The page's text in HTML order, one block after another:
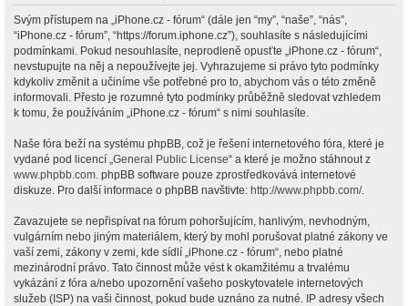
Svým přístupem na „iPhone.cz - fórum“ (dále jen “my”, “naše”, “nás”,
“iPhone.cz - fórum”, “https://forum.iphone.cz”), souhlasíte s následujícími
podmínkami. Pokud nesouhlasíte, neprodleně opusťte „iPhone.cz - fórum“,
nevstupujte na něj a nepoužívejte jej. Vyhrazujeme si právo tyto podmínky
kdykoliv změnit a učiníme vše potřebné pro to, abychom vás o této změně
informovali. Přesto je rozumné tyto podmínky průběžně sledovat vzhledem
k tomu, že používáním „iPhone.cz - fórum“ s nimi souhlasíte.
Naše fóra beží na systému phpBB, což je řešení internetového fóra, které je
vydané pod licencí „General Public License“ a které je možno stáhnout z
www.phpbb.com. phpBB software pouze zprostředkovává internetové
diskuze. Pro další informace o phpBB navštivte: http://www.phpbb.com/.
Zavazujete se nepřispívat na fórum pohoršujícím, hanlivým, nevhodným,
vulgárním nebo jiným materiálem, který by mohl porušovat platné zákony ve
vaší zemi, zákony v zemi, kde sídlí „iPhone.cz - fórum“, nebo platné
mezinárodní právo. Tato činnost může vést k okamžitému a trvalému
vykázání z fóra a/nebo upozornění vašeho poskytovatele internetových
služeb (ISP) na vaši činnost, pokud bude uznáno za nutné. IP adresy všech